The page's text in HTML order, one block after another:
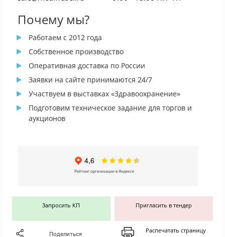
Почему мы?
Работаем с 2012 года
Собственное производство
Оперативная доставка по России
Заявки на сайте принимаются 24/7
Участвуем в выставках «Здравоохранение»
Подготовим техническое задание для торгов и
аукционов
Запросить КП Пригласить в тендер
Поделиться Распечатать страницу